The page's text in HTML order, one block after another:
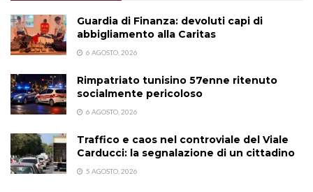
Guardia di Finanza: devoluti capi di
abbigliamento alla Caritas
6 AGOSTO, 2026
Rimpatriato tunisino 57enne ritenuto
socialmente pericoloso
6 AGOSTO, 2026
Traffico e caos nel controviale del Viale
Carducci: la segnalazione di un cittadino
5 AGOSTO, 2026